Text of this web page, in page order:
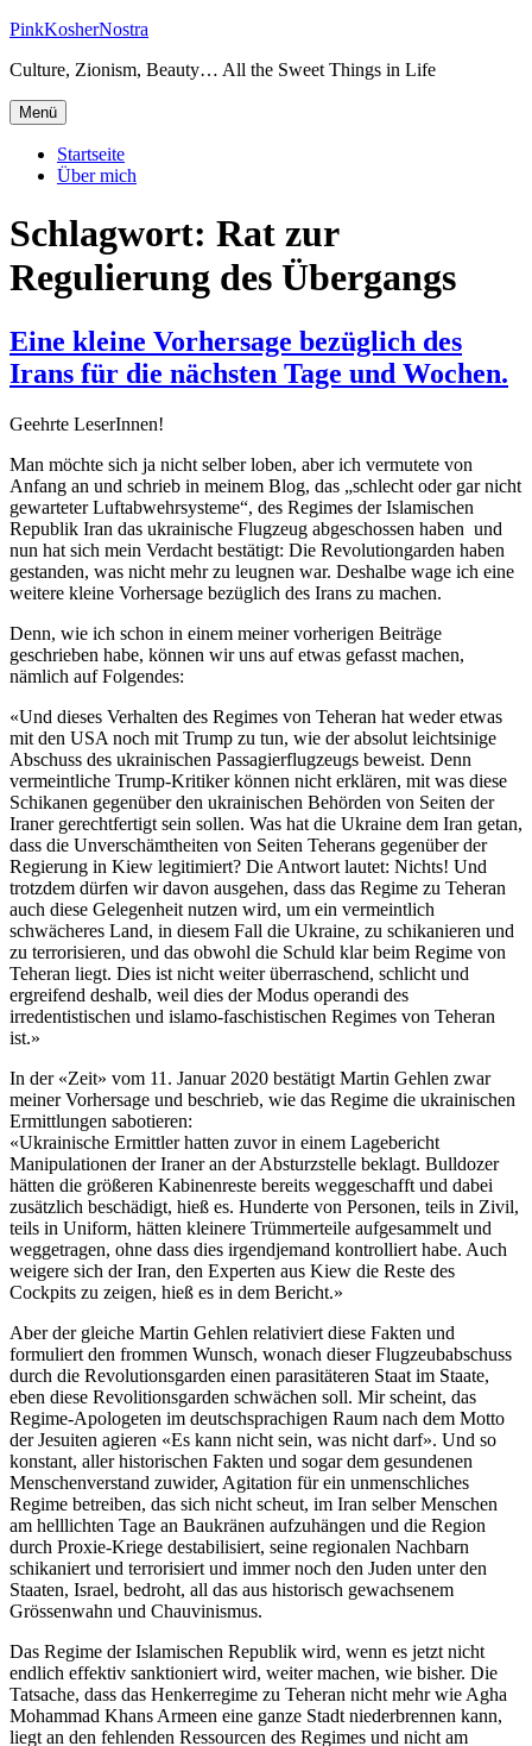
Zum
springen
PinkKosherNostra
Culture, Zionism, Beauty… All the Sweet Things in Life
Menü
Startseite
Über mich
Schlagwort: Rat zur
Regulierung des Übergangs
Eine kleine Vorhersage bezüglich des
Irans für die nächsten Tage und Wochen.
Geehrte LeserInnen!
Man möchte sich ja nicht selber loben, aber ich vermutete von
Anfang an und schrieb in meinem Blog, das „schlecht oder gar nicht
gewarteter Luftabwehrsysteme“, des Regimes der Islamischen
Republik Iran das ukrainische Flugzeug abgeschossen haben und
nun hat sich mein Verdacht bestätigt: Die Revolutiongarden haben
gestanden, was nicht mehr zu leugnen war. Deshalbe wage ich eine
weitere kleine Vorhersage bezüglich des Irans zu machen.
Denn, wie ich schon in einem meiner vorherigen Beiträge
geschrieben habe, können wir uns auf etwas gefasst machen,
nämlich auf Folgendes:
«Und dieses Verhalten des Regimes von Teheran hat weder etwas
mit den USA noch mit Trump zu tun, wie der absolut leichtsinige
Abschuss des ukrainischen Passagierflugzeugs beweist. Denn
vermeintliche Trump-Kritiker können nicht erklären, mit was diese
Schikanen gegenüber den ukrainischen Behörden von Seiten der
Iraner gerechtfertigt sein sollen. Was hat die Ukraine dem Iran getan,
dass die Unverschämtheiten von Seiten Teherans gegenüber der
Regierung in Kiew legitimiert? Die Antwort lautet: Nichts! Und
trotzdem dürfen wir davon ausgehen, dass das Regime zu Teheran
auch diese Gelegenheit nutzen wird, um ein vermeintlich
schwächeres Land, in diesem Fall die Ukraine, zu schikanieren und
zu terrorisieren, und das obwohl die Schuld klar beim Regime von
Teheran liegt. Dies ist nicht weiter überraschend, schlicht und
ergreifend deshalb, weil dies der Modus operandi des
irredentistischen und islamo-faschistischen Regimes von Teheran
ist.»
In der «Zeit» vom 11. Januar 2020 bestätigt Martin Gehlen zwar
meiner Vorhersage und beschrieb, wie das Regime die ukrainischen
Ermittlungen sabotieren:
«Ukrainische Ermittler hatten zuvor in einem Lagebericht
Manipulationen der Iraner an der Absturzstelle beklagt. Bulldozer
hätten die größeren Kabinenreste bereits weggeschafft und dabei
zusätzlich beschädigt, hieß es. Hunderte von Personen, teils in Zivil,
teils in Uniform, hätten kleinere Trümmerteile aufgesammelt und
weggetragen, ohne dass dies irgendjemand kontrolliert habe. Auch
weigere sich der Iran, den Experten aus Kiew die Reste des
Cockpits zu zeigen, hieß es in dem Bericht.»
Aber der gleiche Martin Gehlen relativiert diese Fakten und
formuliert den frommen Wunsch, wonach dieser Flugzeubabschuss
durch die Revolutionsgarden einen parasitäteren Staat im Staate,
eben diese Revolitionsgarden schwächen soll. Mir scheint, das
Regime-Apologeten im deutschsprachigen Raum nach dem Motto
der Jesuiten agieren «Es kann nicht sein, was nicht darf». Und so
konstant, aller historischen Fakten und sogar dem gesundenen
Menschenverstand zuwider, Agitation für ein unmenschliches
Regime betreiben, das sich nicht scheut, im Iran selber Menschen
am helllichten Tage an Baukränen aufzuhängen und die Region
durch Proxie-Kriege destabilisiert, seine regionalen Nachbarn
schikaniert und terrorisiert und immer noch den Juden unter den
Staaten, Israel, bedroht, all das aus historisch gewachsenem
Grössenwahn und Chauvinismus.
Das Regime der Islamischen Republik wird, wenn es jetzt nicht
endlich effektiv sanktioniert wird, weiter machen, wie bisher. Die
Tatsache, dass das Henkerregime zu Teheran nicht mehr wie Agha
Mohammad Khans Armeen eine ganze Stadt niederbrennen kann,
liegt an den fehlenden Ressourcen des Regimes und nicht am